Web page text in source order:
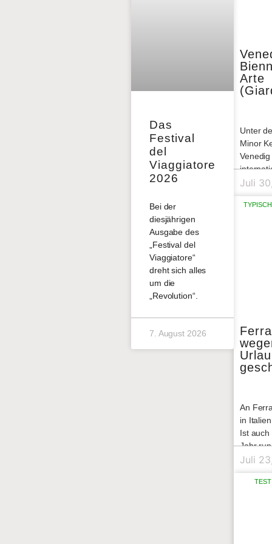
Das
Festival
del
Viaggiatore
2026
Bei der
diesjährigen
Ausgabe des
„Festival del
Viaggiatore“
dreht sich alles
um die
„Revolution“.
7. August 2026
Arte
Unter
Minor
Juli
An
in
Ist
Jahr
15.
alles
Juli